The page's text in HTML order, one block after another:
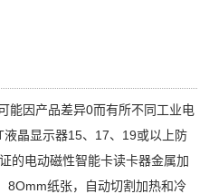
能因产品差异0而有所不同工业电
晶显示器15、17、19或以上防
的电动磁性智能卡读卡器金属加
8Omm纸张，自动切割加热和冷